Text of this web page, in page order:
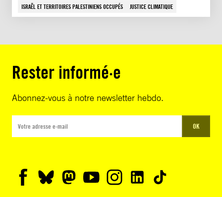
ISRAËL ET TERRITOIRES PALESTINIENS OCCUPÉS JUSTICE CLIMATIQUE
Rester informé·e
Abonnez-vous à notre newsletter hebdo.
OK